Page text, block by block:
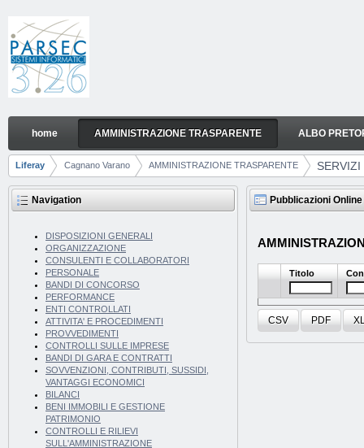
Skip to Content
SERVIZI EROGATI
Navigation
home AMMINISTRAZIONE TRASPARENTE ALBO
Breadcrumbs
Liferay Cagnano Varano AMMINISTRAZIONE TRASPARENTE SERVIZI
Navigation
DISPOSIZIONI GENERALI
ORGANIZZAZIONE
CONSULENTI E COLLABORATORI
PERSONALE
BANDI DI CONCORSO
PERFORMANCE
ENTI CONTROLLATI
ATTIVITA' E PROCEDIMENTI
PROVVEDIMENTI
CONTROLLI SULLE IMPRESE
BANDI DI GARA E CONTRATTI
SOVVENZIONI, CONTRIBUTI, SUSSIDI,
VANTAGGI ECONOMICI
BILANCI
BENI IMMOBILI E GESTIONE
PATRIMONIO
CONTROLLI E RILIEVI
SULL'AMMINISTRAZIONE
Pubblicazioni Online
Titolo
CSV PDF